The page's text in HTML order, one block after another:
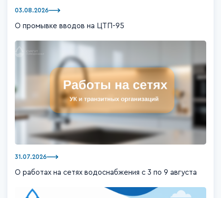
03.08.2026
О промывке вводов на ЦТП-95
31.07.2026
О работах на сетях водоснабжения с 3 по 9 августа